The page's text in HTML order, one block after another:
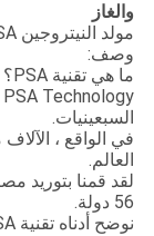
والغاز
مولد النيتروجين PSA
وصف:
ما هي تقنية PSA؟
السبعينيات.
العالم.
56 دولة.
نوضح أدناه تقنية PSA باستخدام مخطط عملية بسيط.